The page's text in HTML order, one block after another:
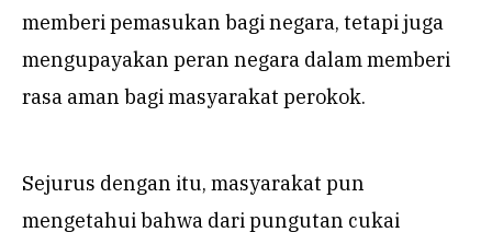
memberi pemasukan bagi negara, tetapi juga
mengupayakan peran negara dalam memberi
rasa aman bagi masyarakat perokok.
Sejurus dengan itu, masyarakat pun
mengetahui bahwa dari pungutan cukai